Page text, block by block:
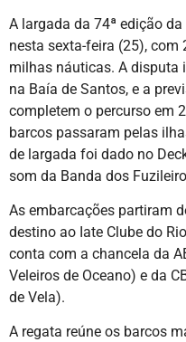
A largada da 74ª edição
nesta sexta-feira (25), com
milhas náuticas. A disputa
na Baía de Santos, e a
completem o percurso em
barcos passaram pelas
de largada foi dado no
som da Banda dos
As embarcações partiram
destino ao Iate Clube do
conta com a chancela da
Veleiros de Oceano) e da
de Vela).
A regata reúne os barcos